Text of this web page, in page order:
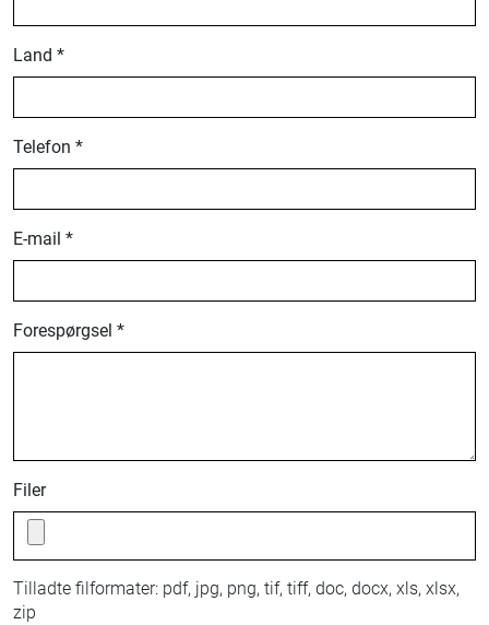
Land *
Telefon *
E-mail *
Forespørgsel *
Filer
Tilladte filformater: pdf, jpg, png, tif, tiff, doc, docx, xls, xlsx,
zip